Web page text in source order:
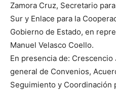
Zamora Cruz, Secretario
Sur y Enlace para la
Gobierno de Estado, en
Manuel Velasco Coello.
En presencia de:
general de Convenios,
Seguimiento y Coordinación